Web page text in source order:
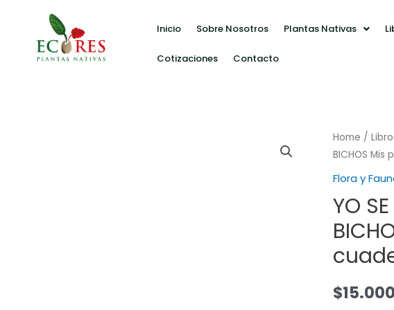
Inicio Sobre Nosotros Plantas Nativas
Cotizaciones Contacto
Home /
BICHOS
Flora y
YO
$15.000